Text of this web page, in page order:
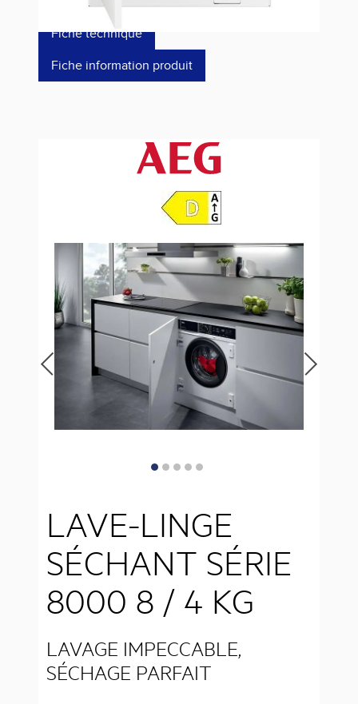
Fiche technique
Fiche information produit
LAVE-LINGE
SÉCHANT SÉRIE
8000 8 / 4 KG
LAVAGE IMPECCABLE,
SÉCHAGE PARFAIT